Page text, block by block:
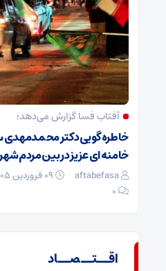
آفتاب فسا گزارش می‌دهد؛
خاطره گویی دکتر محمدمهدی
خامنه ای عزیز در بین مردم
aftabefasa
۰
اقــتــصــاد